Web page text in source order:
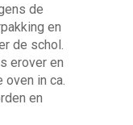
de
en
de schol.
erover en
in ca.
en